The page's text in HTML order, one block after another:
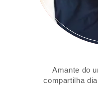
Amante do
compartilha